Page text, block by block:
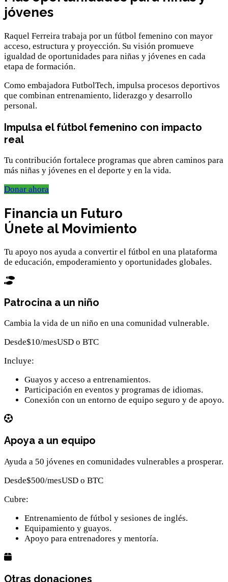
jóvenes
Raquel Ferreira trabaja por un fútbol femenino con mayor
acceso, estructura y proyección. Su visión promueve
igualdad de oportunidades para niñas y jóvenes en cada
etapa de formación.
Como embajadora FutbolTech, impulsa procesos deportivos
que combinan entrenamiento, liderazgo y desarrollo
personal.
Impulsa el fútbol femenino con impacto
real
Tu contribución fortalece programas que abren caminos para
más niñas y jóvenes en el deporte y en la vida.
Donar ahora
Financia un Futuro
Únete al Movimiento
Tu apoyo nos ayuda a convertir el fútbol en una plataforma
de educación, empoderamiento y oportunidades globales.
Patrocina a un niño
Cambia la vida de un niño en una comunidad vulnerable.
Desde$10/mesUSD o BTC
Incluye:
Guayos y acceso a entrenamientos.
Participación en eventos y programas de idiomas.
Conexión con un entorno de equipo seguro y de apoyo.
Apoya a un equipo
Ayuda a 50 jóvenes en comunidades vulnerables a prosperar.
Desde$500/mesUSD o BTC
Cubre:
Entrenamiento de fútbol y sesiones de inglés.
Equipamiento y guayos.
Apoyo para entrenadores y mentoría.
Otras donaciones